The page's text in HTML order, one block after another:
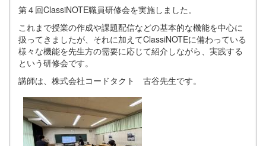
第４回ClassiNOTE職員研修会を実施しました。
これまで授業の作成や課題配信などの基本的な機能を中心に
扱ってきましたが、それに加えてClassiNOTEに備わっている
様々な機能を先生方の需要に応じて紹介しながら、実践する
という研修会です。
講師は、株式会社コードタクト 古谷先生です。